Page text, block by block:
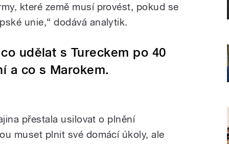
které země musí provést, pokud se
unie,“ dodává analytik.
udělat s Tureckem po 40
a co s Marokem.
přestala usilovat o plnění
muset plnit své domácí úkoly, ale